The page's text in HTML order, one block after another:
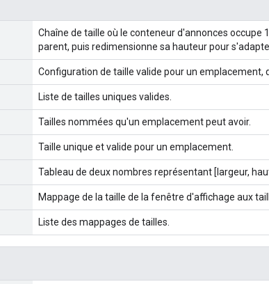
Chaîne de taille où le conteneur d'annonces occupe
parent, puis redimensionne sa hauteur pour
Configuration de taille valide pour un emplacement,
Liste de tailles uniques valides.
Tailles nommées qu'un emplacement peut avoir.
Taille unique et valide pour un emplacement.
Tableau de deux nombres représentant [largeur,
Mappage de la taille de la fenêtre d'affichage aux
Liste des mappages de tailles.